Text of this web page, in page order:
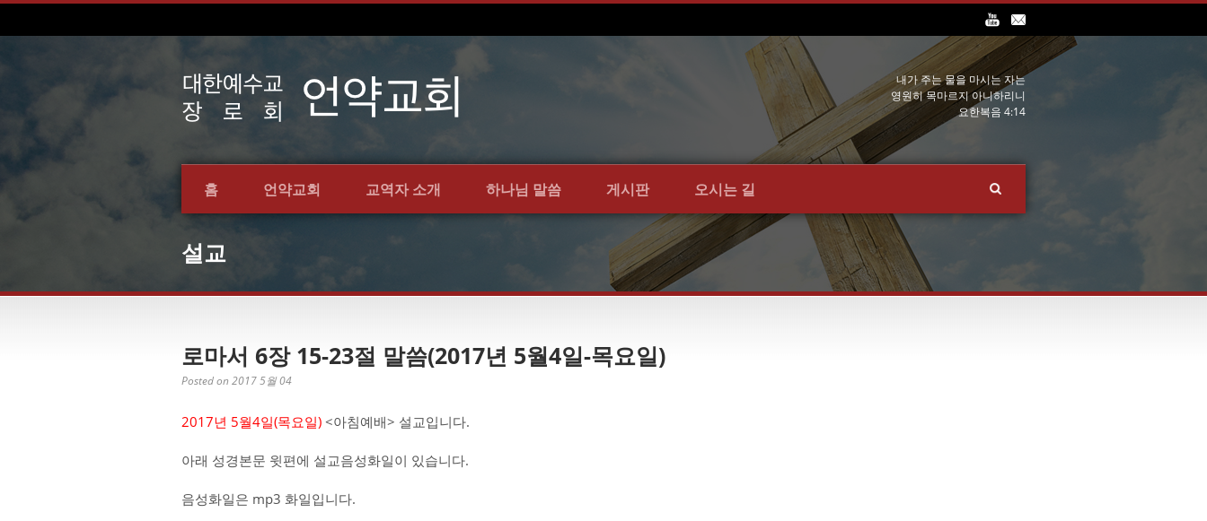
내가 주는 물을 마시는 자는
영원히 목마르지 아니하리니
요한복음 4:14
홈 언약교회 교역자 소개 하나님 말씀 게시판 오시는 길
설교
로마서 6장 15-23절 말씀(2017년 5월4일-목요일)
Posted on 2017 5월 04
2017년 5월4일(목요일) <아침예배> 설교입니다.
아래 성경본문 윗편에 설교음성화일이 있습니다.
음성화일은 mp3 화일입니다.